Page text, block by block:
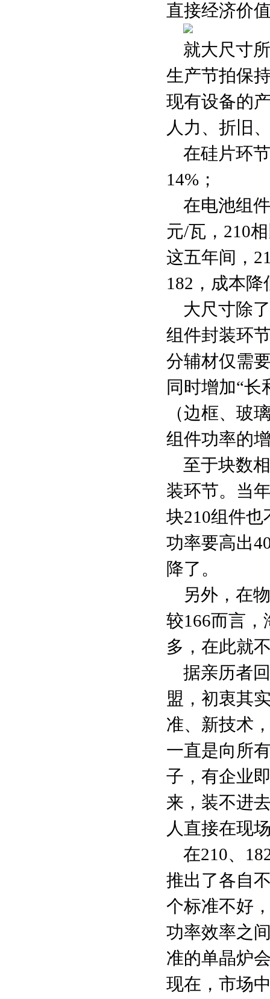
直接经济价
就大尺寸
生产节拍保
现有设备的
人力、折旧
在硅片环
14%；
在电池组
元/瓦，210
这五年间，
182，成本降
大尺寸除
组件封装环
分辅材仅需
同时增加“
（边框、玻
组件功率的
至于块数
装环节。当
块210组件也
功率要高出
降了。
另外，在
较166而言
多，在此就
据亲历者
盟，初衷其
准、新技术
一直是向所
子，有企业
来，装不进
人直接在现
在210、
推出了各自
个标准不好
功率效率之
准的单晶炉
现在，市场